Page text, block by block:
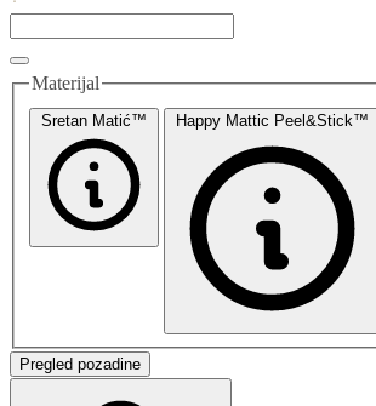
Materijal
Sretan Matić™ Happy Mattic Peel&Stick™
Pregled pozadine